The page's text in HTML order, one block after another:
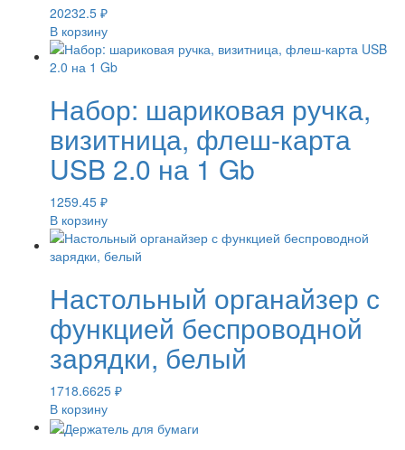
20232.5 ₽
В корзину
Набор: шариковая ручка,
визитница, флеш-карта
USB 2.0 на 1 Gb
1259.45 ₽
В корзину
Настольный органайзер с
функцией беспроводной
зарядки, белый
1718.6625 ₽
В корзину